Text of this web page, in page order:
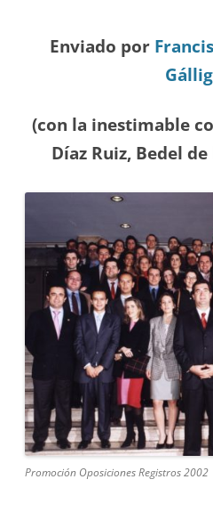
Enviado por
(con la inestimable
Díaz Ruiz, Bedel
Promoción Oposiciones Registros 2002